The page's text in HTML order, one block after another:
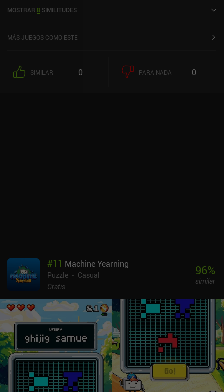
junio de 2023 y tiene actualmente una puntuación de 3,8 sobre 5,0
MOSTRAR 8 SIMILITUDES
MÁS JUEGOS COMO ESTE
SIMILAR 0 PARA NADA 0
#11 Machine Yearning
Puzzle
Casual
Gratis
96%
similar